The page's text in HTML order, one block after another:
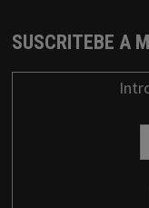
SUSCRITEBE A